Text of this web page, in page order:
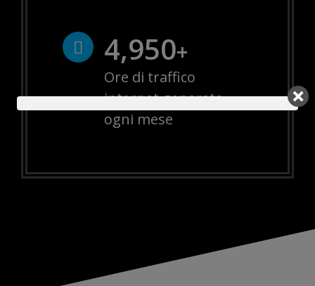
4,988+
Ore di traffico
internet generate
ogni mese